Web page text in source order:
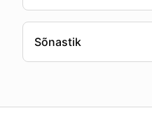
Sõnastik